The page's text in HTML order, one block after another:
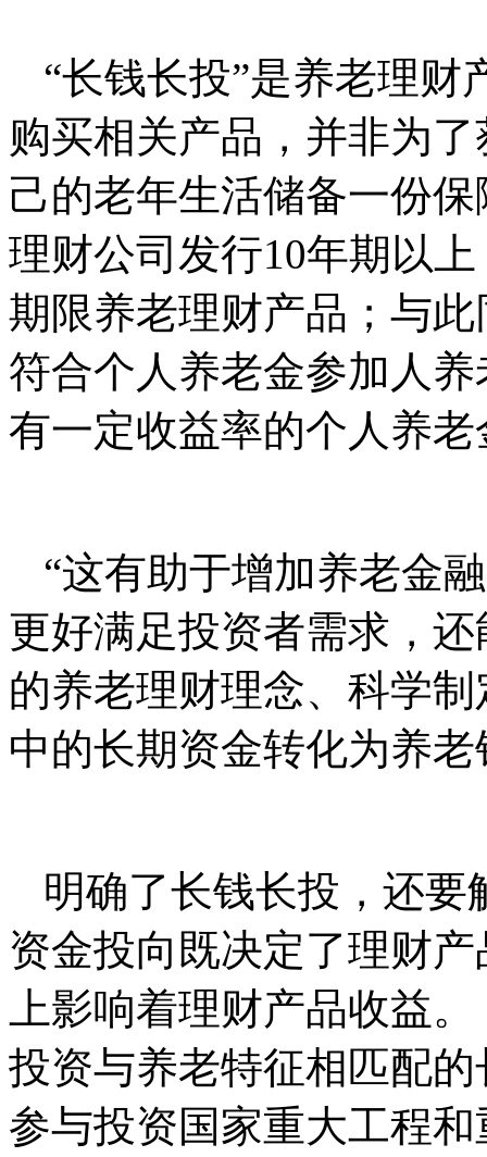
“长钱长投”是养老理
购买相关产品，并非为
己的老年生活储备一份
理财公司发行10年期以
期限养老理财产品；与
符合个人养老金参加人
有一定收益率的个人养
“这有助于增加养老金
更好满足投资者需求，
的养老理财理念、科学
中的长期资金转化为养
明确了长钱长投，还
资金投向既决定了理财
上影响着理财产品收益
投资与养老特征相匹配
参与投资国家重大工程